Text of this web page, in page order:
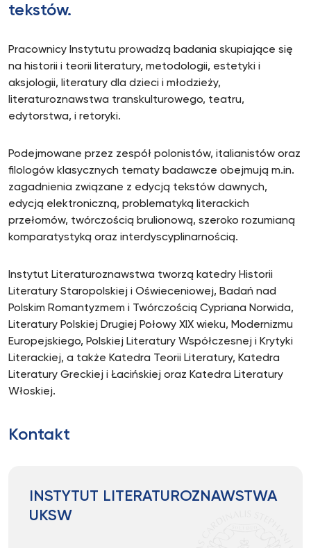
tekstów.
Pracownicy Instytutu prowadzą badania skupiające się
na historii i teorii literatury, metodologii, estetyki i
aksjologii, literatury dla dzieci i młodzieży,
literaturoznawstwa transkulturowego, teatru,
edytorstwa, i retoryki.
Podejmowane przez zespół polonistów, italianistów oraz
filologów klasycznych tematy badawcze obejmują m.in.
zagadnienia związane z edycją tekstów dawnych,
edycją elektroniczną, problematyką literackich
przełomów, twórczością brulionową, szeroko rozumianą
komparatystyką oraz interdyscyplinarnością.
Instytut Literaturoznawstwa tworzą katedry Historii
Literatury Staropolskiej i Oświeceniowej, Badań nad
Polskim Romantyzmem i Twórczością Cypriana Norwida,
Literatury Polskiej Drugiej Połowy XIX wieku, Modernizmu
Europejskiego, Polskiej Literatury Współczesnej i Krytyki
Literackiej, a także Katedra Teorii Literatury, Katedra
Literatury Greckiej i Łacińskiej oraz Katedra Literatury
Włoskiej.
Kontakt
INSTYTUT LITERATUROZNAWSTWA
UKSW